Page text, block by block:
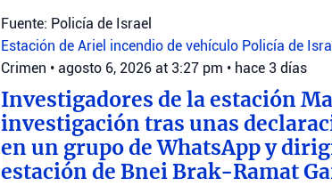
Fuente: Policía de Israel
Estación de Ariel incendio de vehículo Policía de
Crimen • agosto 6, 2026 at 3:27 pm • hace 3 días
Investigadores de la estación
investigación tras unas
en un grupo de WhatsApp y
estación de Bnei Brak-Ramat